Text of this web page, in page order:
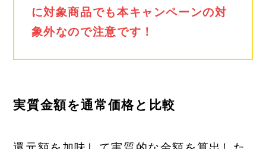
に対象商品でも本キャンペーンの対
象外なので注意です ！
実質金額を通常価格と比較